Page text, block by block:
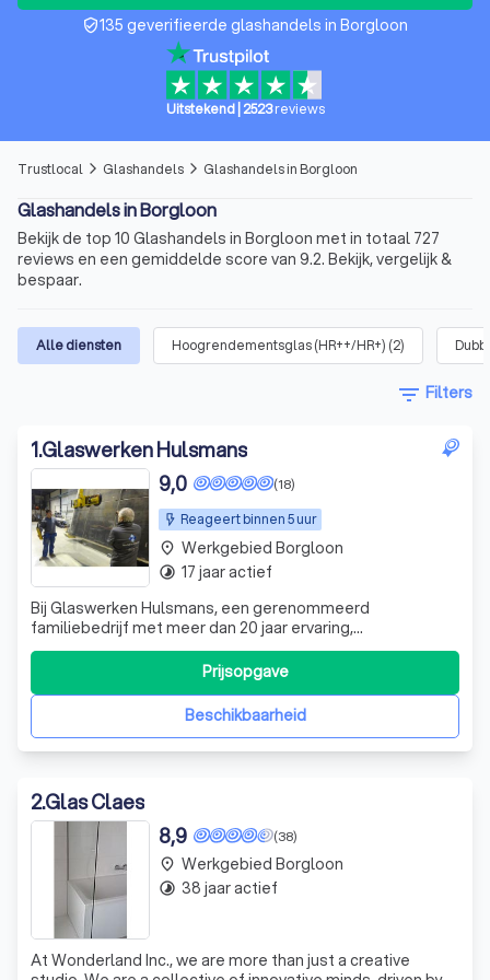
verified_user135 geverifieerde glashandels in Borgloon
Uitstekend| 2523 reviews
Trustlocal arrow_forward_ios Glashandels arrow_forward_ios Glashandels in Borgloon
Glashandels in Borgloon
Bekijk de top 10 Glashandels in Borgloon met in totaal 727
reviews en een gemiddelde score van 9.2. Bekijk, vergelijk &
bespaar.
Alle diensten Hoogrendementsglas (HR++/HR+) (2)
filter_list Filters
1.Glaswerken Hulsmans
Reageert binnen 5 uur
(18)
9,0
Bij Glaswerken Hulsmans, een gerenommeerd
familiebedrijf met meer dan 20 jaar ervaring,
onderscheiden wij ons door onze diepgaande kennis en
vakmanschap in de glassector. Gestart als een
eenmanszaak, zijn wij uitgegroeid tot een bloeiende BVBA
die de traditie van vader op zoon voortzet. Onze toewijd
Beschikbaarheid
Prijsopgave
place Werkgebied Borgloon
timelapse 17 jaar actief
2.Glas Claes
(38)
8,9
At Wonderland Inc., we are more than just a creative
place Werkgebied Borgloon
timelapse 38 jaar actief